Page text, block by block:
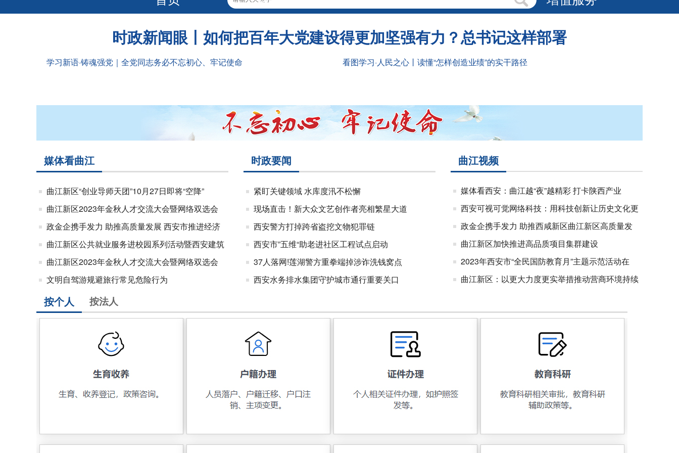
时政新闻眼丨如何把百年大党建设得更加坚强有力？总书记这样部署
学习新语·铸魂强党｜全党同志务必不忘初心、牢记使命 看图学习·人民之心丨读懂“怎样创造业绩”的实干路径
媒体看曲江
曲江新区“创业导师天团”10月27日即将“空降”
曲江新区2023年金秋人才交流大会暨网络双选会
政金企携手发力 助推高质量发展 西安市推进经济
曲江新区公共就业服务进校园系列活动暨西安建筑
曲江新区2023年金秋人才交流大会暨网络双选会
文明自驾游规避旅行常见危险行为
时政要闻
紧盯关键领域 水库度汛不松懈
现场直击！新大众文艺创作者亮相繁星大道
西安警方打掉跨省盗挖文物犯罪链
西安市”五维“助老进社区工程试点启动
37人落网!莲湖警方重拳端掉涉诈洗钱窝点
西安水务排水集团守护城市通行重要关口
曲江视频
媒体看西安：曲江越“夜”越精彩 打卡陕西产业
西安可视可觉网络科技：用科技创新让历史文化更
政金企携手发力 助推西咸新区曲江新区高质量发
曲江新区加快推进高品质项目集群建设
2023年西安市“全民国防教育月”主题示范活动在
曲江新区：以更大力度更实举措推动营商环境持续
按个人 按法人